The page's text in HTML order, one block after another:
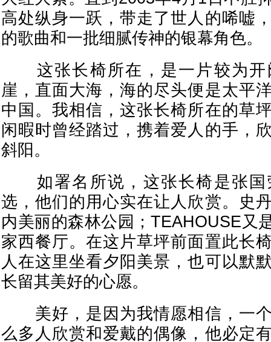
高处纵身一跃，带走了世人的唏嘘
的歌曲和一批细腻传神的银幕角色。
这张长椅所在，是一片较为开
崖，直面大海，海的尽头便是太平
中国。我相信，这张长椅所在的草
闲暇时曾经踏过，携着爱人的手，
斜阳。
如署名所说，这张长椅是张国
选，他们的用心实在让人欣赏。史
内美丽的森林公园；TEAHOUSE又
家西餐厅。在这片草坪前面置此长
人在这里坐看夕阳美景，也可以默
长留其美好的心愿。
美好，是因为我情愿相信，一个
么多人欣赏和爱戴的偶像，他必定